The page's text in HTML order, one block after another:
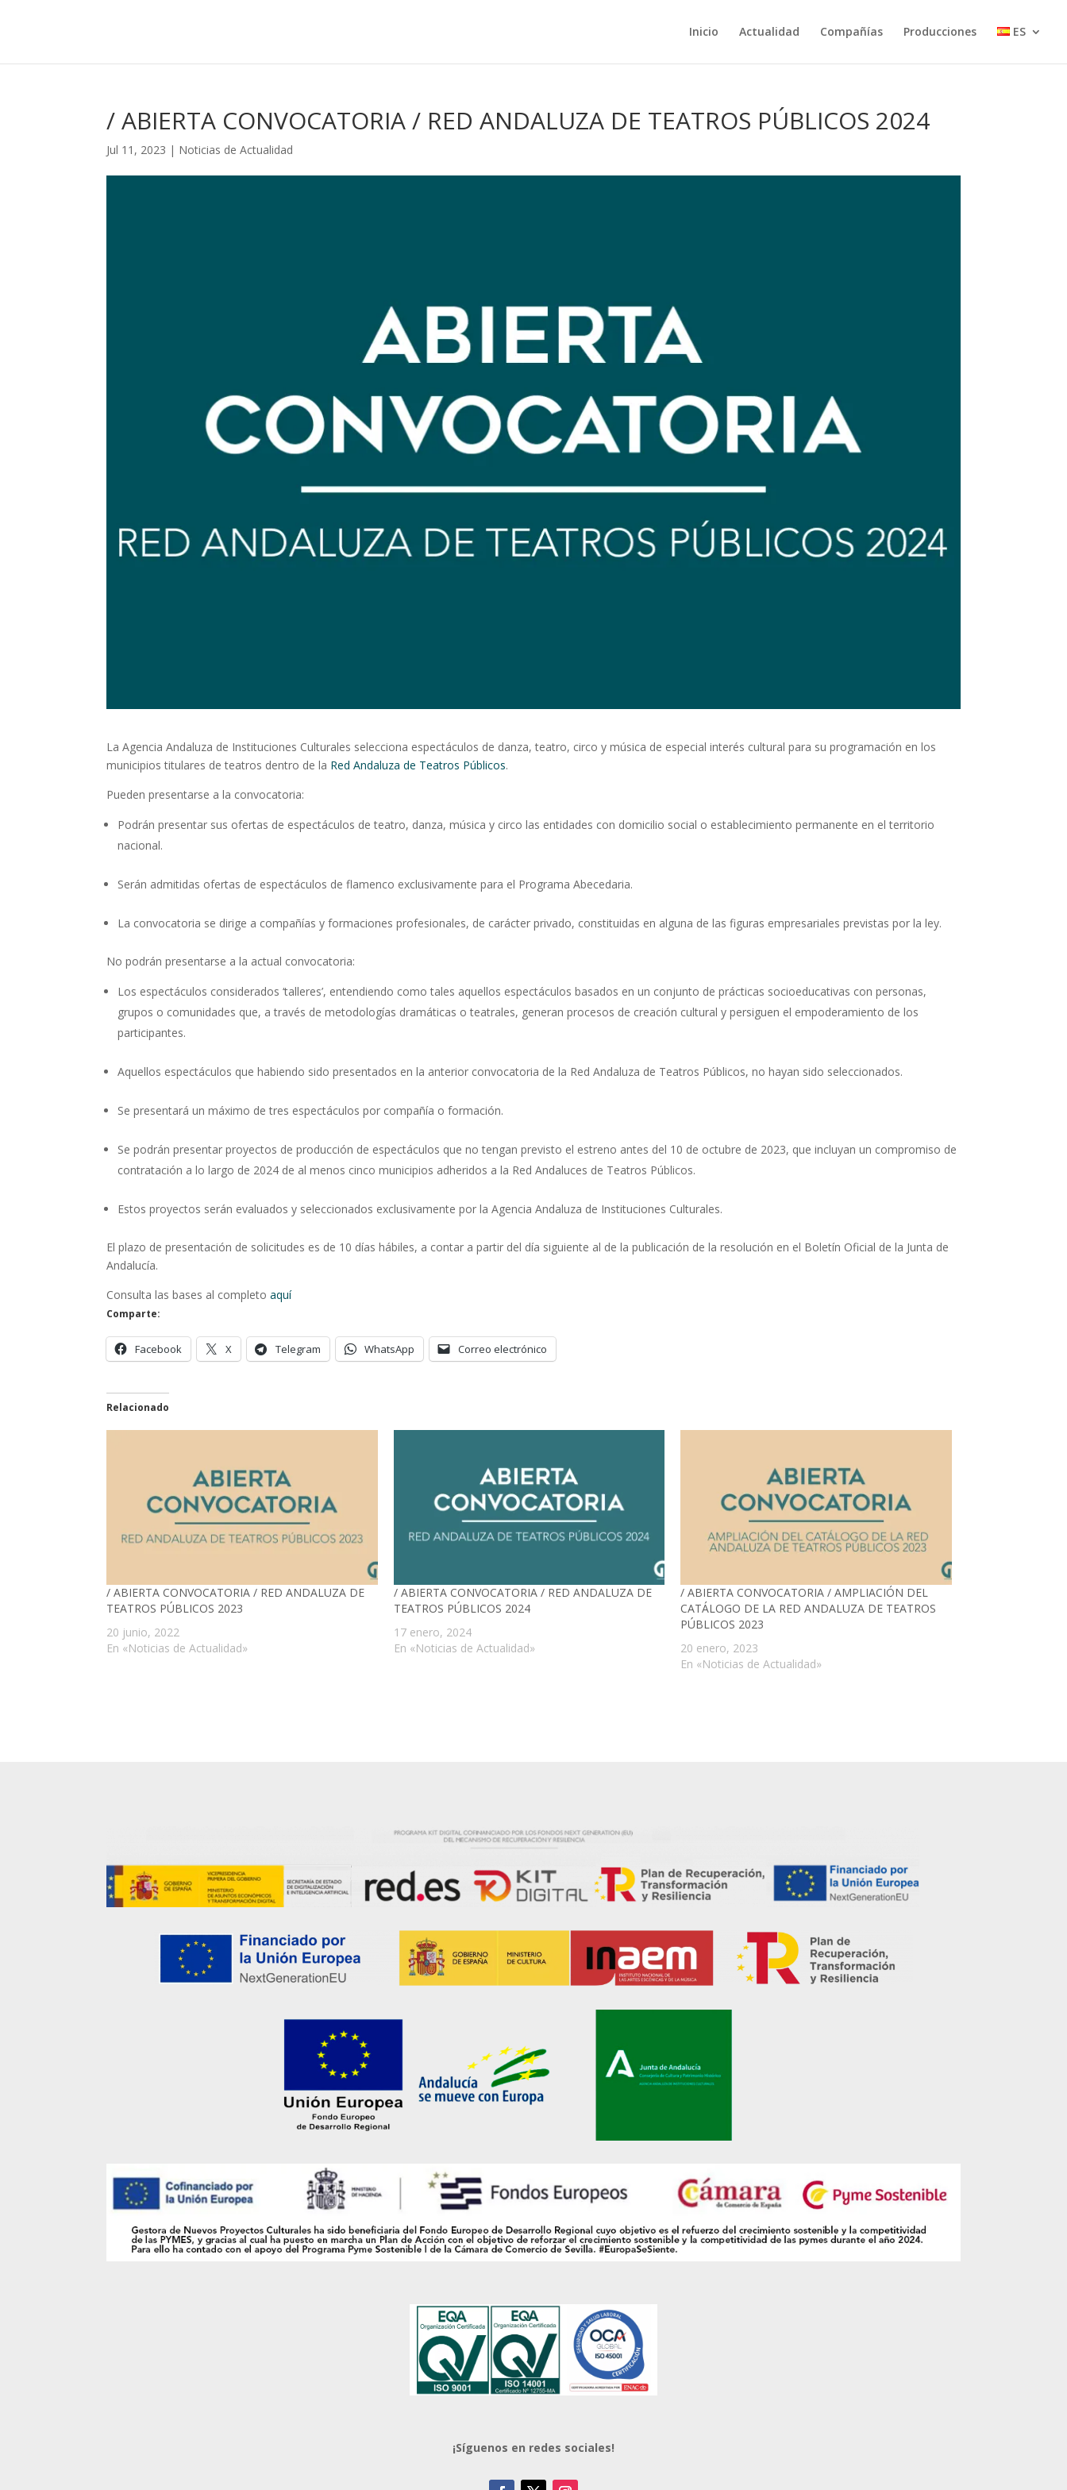
Inicio Actualidad Compañías Producciones ES
/ ABIERTA CONVOCATORIA / RED ANDALUZA DE TEATROS PÚBLICOS 2024
Jul 11, 2023 | Noticias de Actualidad
La Agencia Andaluza de Instituciones Culturales selecciona espectáculos de danza, teatro, circo y música de especial interés cultural para su programación en los
municipios titulares de teatros dentro de la Red Andaluza de Teatros Públicos.
Pueden presentarse a la convocatoria:
Podrán presentar sus ofertas de espectáculos de teatro, danza, música y circo las entidades con domicilio social o establecimiento permanente en el territorio
nacional.
Serán admitidas ofertas de espectáculos de flamenco exclusivamente para el Programa Abecedaria.
La convocatoria se dirige a compañías y formaciones profesionales, de carácter privado, constituidas en alguna de las figuras empresariales previstas por la ley.
No podrán presentarse a la actual convocatoria:
Los espectáculos considerados ‘talleres’, entendiendo como tales aquellos espectáculos basados en un conjunto de prácticas socioeducativas con personas,
grupos o comunidades que, a través de metodologías dramáticas o teatrales, generan procesos de creación cultural y persiguen el empoderamiento de los
participantes.
Aquellos espectáculos que habiendo sido presentados en la anterior convocatoria de la Red Andaluza de Teatros Públicos, no hayan sido seleccionados.
Se presentará un máximo de tres espectáculos por compañía o formación.
Se podrán presentar proyectos de producción de espectáculos que no tengan previsto el estreno antes del 10 de octubre de 2023, que incluyan un compromiso de
contratación a lo largo de 2024 de al menos cinco municipios adheridos a la Red Andaluces de Teatros Públicos.
Estos proyectos serán evaluados y seleccionados exclusivamente por la Agencia Andaluza de Instituciones Culturales.
El plazo de presentación de solicitudes es de 10 días hábiles, a contar a partir del día siguiente al de la publicación de la resolución en el Boletín Oficial de la Junta de
Andalucía.
Consulta las bases al completoaquí
Comparte:
Facebook X Telegram WhatsApp Correo electrónico
Relacionado
/ ABIERTA CONVOCATORIA / RED ANDALUZA DE
TEATROS PÚBLICOS 2023
20 junio, 2022
En «Noticias de Actualidad»
/ ABIERTA CONVOCATORIA / RED ANDALUZA DE
TEATROS PÚBLICOS 2024
17 enero, 2024
En «Noticias de Actualidad»
/ ABIERTA CONVOCATORIA / AMPLIACIÓN DEL
CATÁLOGO DE LA RED ANDALUZA DE TEATROS
PÚBLICOS 2023
20 enero, 2023
En «Noticias de Actualidad»
¡Síguenos en redes sociales!